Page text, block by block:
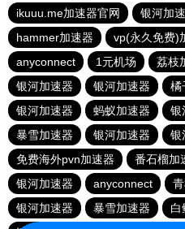
ikuuu.me加速器官网
银河加
hammer加速器
vp(永久免费)
anyconnect
1元机场 荔枝
银河加速器
银河加速器 橘
银河加速器
蚂蚁加速器 银
暴雪加速器
银河加速器 银
免费海外pvn加速器
番石榴加
银河加速器
anyconnect
银河加速器
暴雪加速器 白